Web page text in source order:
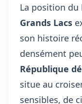
La position du
Grands Lacs
son histoire
densément
République
situe au
sensibles, de